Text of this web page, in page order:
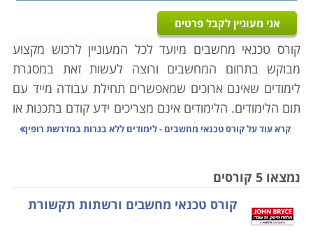
אני מעוניין לקבל פרטים
קורס טכנאי מחשבים מיועד לכל המעוניין לרכוש מקצוע
מבוקש בתחום המחשבים ורוצה לעשות זאת במסגרת
לימודים שאינם ארוכים שמאפשרים תחילת עבודה מייד עם
תום הלימודים. הלימודים אינם מצריכים ידע קודם בתכנות או
בתחומים אחרים מעולם המחשבים, והם כוללים לימוד האופן
במערכות קיימות. במסגרת הלימודים מוצעים הקורסים
הבאים:
קרא עוד עלקורס טכנאי מחשבים - לימודים ללא בגרות במדרשת רופין
נמצאו 5 קורסים
קורס טכנאי מחשבים ורשתות תקשורת